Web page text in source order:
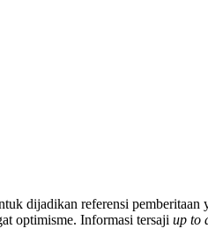
dijadikan referensi pemberitaan
optimisme. Informasi tersaji up to